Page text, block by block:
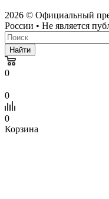
2026 © Официальный
России • Не является
Найти
0
0
0
Корзина